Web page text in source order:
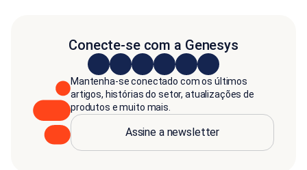
Conecte-se com a Genesys
Mantenha-se conectado com os últimos
artigos, histórias do setor, atualizações de
produtos e muito mais.
Assine a newsletter